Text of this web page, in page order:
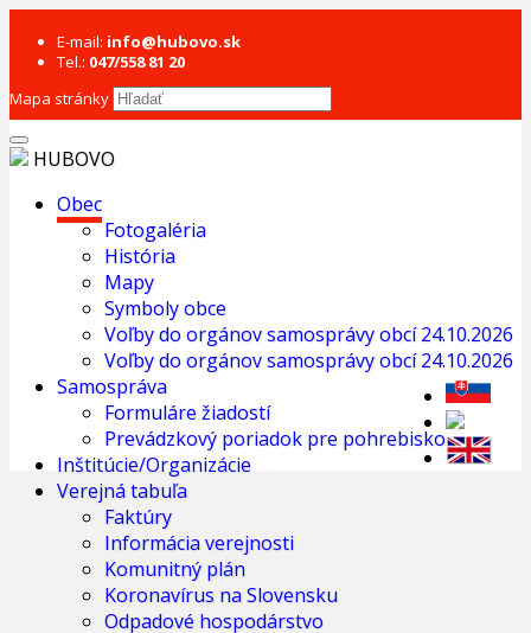
E-mail: info@hubovo.sk
Tel.: 047/558 81 20
Mapa stránky
HUBOVO
Obec
Fotogaléria
História
Mapy
Symboly obce
Voľby do orgánov samosprávy obcí 24.10.2026
Voľby do orgánov samosprávy obcí 24.10.2026
Samospráva
Formuláre žiadostí
Prevádzkový poriadok pre pohrebisko
Inštitúcie/Organizácie
Verejná tabuľa
Faktúry
Informácia verejnosti
Komunitný plán
Koronavírus na Slovensku
Odpadové hospodárstvo